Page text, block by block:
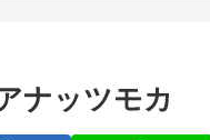
ナッツモカ